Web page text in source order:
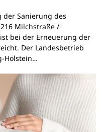
der Sanierung des
Milchstraße /
bei der Erneuerung der
Der Landesbetrieb
Holstein…